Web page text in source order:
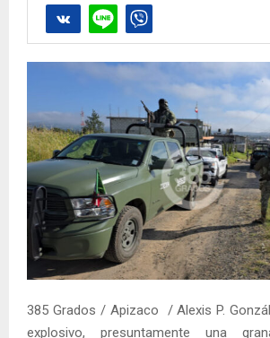
385 Grados / Apizaco / Alexis P.
explosivo, presuntamente una